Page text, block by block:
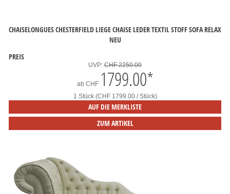
CHAISELONGUES CHESTERFIELD LIEGE CHAISE LEDER TEXTIL STOFF SOFA RELAX
NEU
PREIS
UVP: CHF 2250.00
ab CHF 1799.00*
1 Stück (CHF 1799.00 / Stück)
AUF DIE MERKLISTE
ZUM ARTIKEL